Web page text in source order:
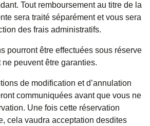
Tout remboursement au titre de la
sera traité séparément et vous sera
des frais administratifs.
pourront être effectuées sous réserve
peuvent être garanties.
de modification et d’annulation
communiquées avant que vous ne
Une fois cette réservation
cela vaudra acceptation desdites